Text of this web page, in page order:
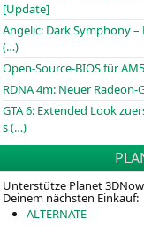
[Update]
Angelic: Dark Symphony –
(…)
Open-Source-BIOS für
RDNA 4m: Neuer
GTA 6: Extended Look
s (…)
Unterstütze Planet
Deinem nächsten Einkauf:
ALTERNATE